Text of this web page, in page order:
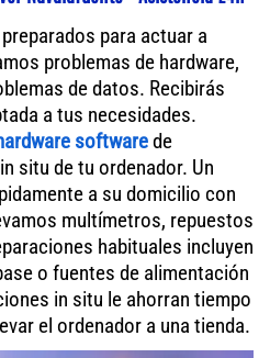
para actuar a
problemas de hardware,
de datos. Recibirás
a tus necesidades.
softwarede
situ de tu ordenador. Un
a su domicilio con
multímetros, repuestos
habituales incluyen
o fuentes de alimentación
in situ le ahorran tiempo
el ordenador a una tienda.